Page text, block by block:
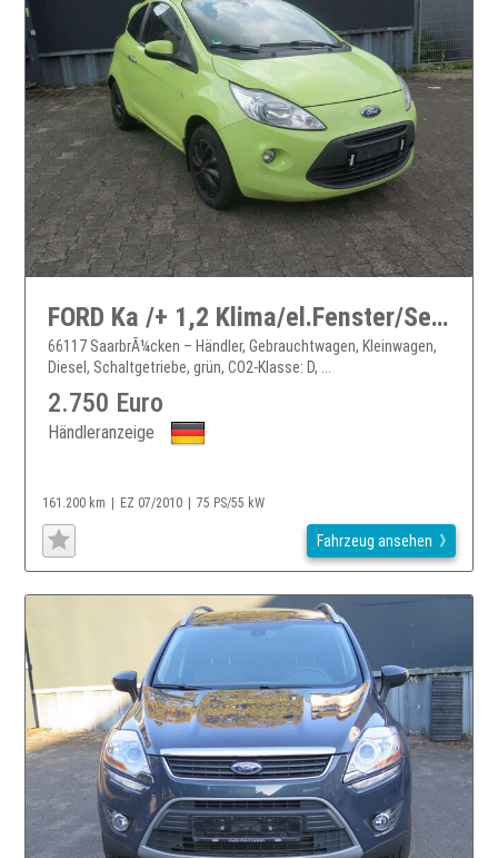
FORD Ka /+ 1,2 Klima/el.Fenster/Service u.TüV 02/27,
66117 SaarbrÃ¼cken – Händler, Gebrauchtwagen, Kleinwagen,
Diesel, Schaltgetriebe, grün, CO2-Klasse: D, ...
2.750 Euro
Händleranzeige
161.200 km EZ 07/2010 75 PS/55 kW
Fahrzeug ansehen